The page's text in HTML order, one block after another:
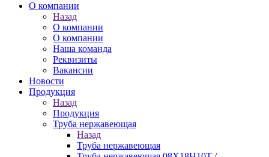
О компании
Назад
О компании
О компании
Наша команда
Реквизиты
Вакансии
Новости
Продукция
Назад
Продукция
Труба нержавеющая
Назад
Труба нержавеющая